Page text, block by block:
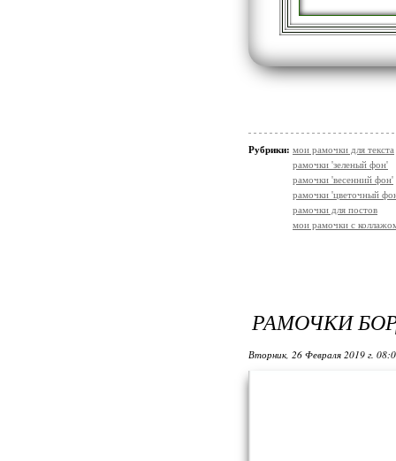
Рубрики: мои рамочки для текста
рамочки 'зеленый фон'
рамочки 'весенний фон'
рамочки 'цветочный
рамочки для постов
мои рамочки с
РАМОЧКИ
Вторник, 26 Февраля 2019 г.